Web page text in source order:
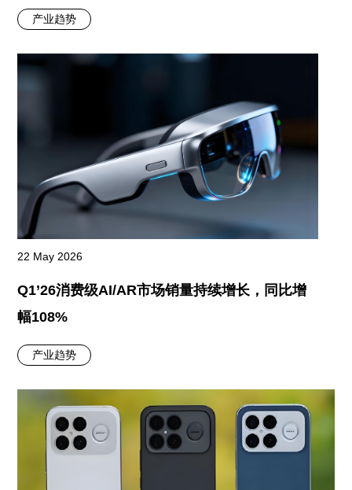
产业趋势
22 May 2026
Q1’26消费级AI/AR市场销量持续增长，同比增
幅108%
产业趋势